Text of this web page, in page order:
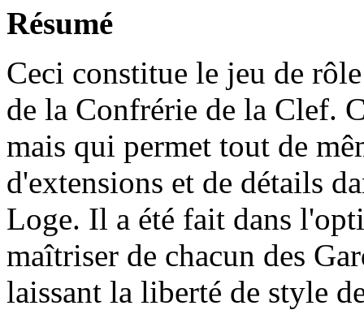
Résumé
Ceci constitue le jeu de
de la Confrérie de la Clef.
mais qui permet tout de
d'extensions et de détails
Loge. Il a été fait dans
maîtriser de chacun des
laissant la liberté de style